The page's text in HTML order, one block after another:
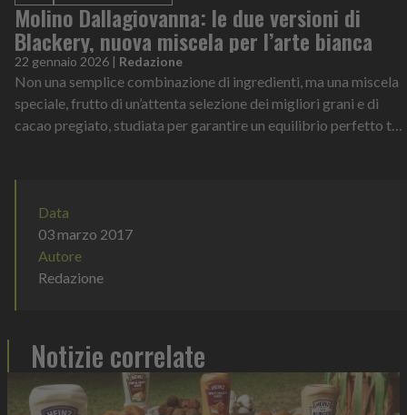
Molino Dallagiovanna: le due versioni di
Blackery, nuova miscela per l’arte bianca
22 gennaio 2026 | Redazione
Non una semplice combinazione di ingredienti, ma una miscela
speciale, frutto di un’attenta selezione dei migliori grani e di
cacao pregiato, studiata per garantire un equilibrio perfetto tra
Data
03 marzo 2017
Autore
Redazione
Notizie correlate